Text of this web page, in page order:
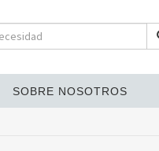
SOBRE NOSOTROS